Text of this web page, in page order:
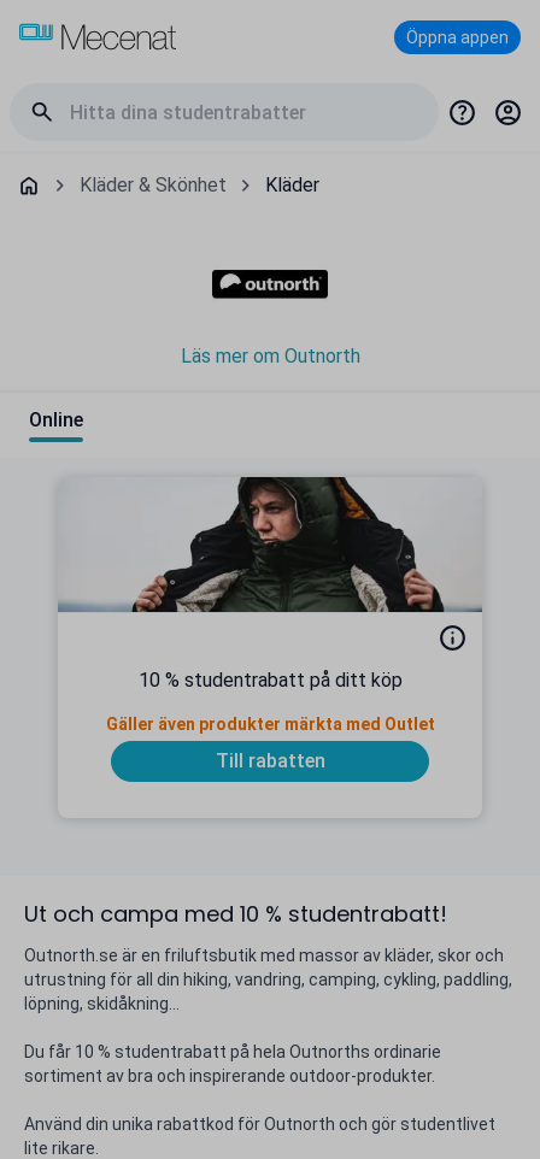
Öppna appen
Kläder & Skönhet Kläder
Läs mer om Outnorth
Online
10 % studentrabatt på ditt köp
Gäller även produkter märkta med Outlet
Till rabatten
Ut och campa med 10 % studentrabatt!
Outnorth.se är en friluftsbutik med massor av kläder, skor och
utrustning för all din hiking, vandring, camping, cykling, paddling,
löpning, skidåkning...
Du får 10 % studentrabatt på hela Outnorths ordinarie
sortiment av bra och inspirerande outdoor-produkter.
Använd din unika rabattkod för Outnorth och gör studentlivet
lite rikare.